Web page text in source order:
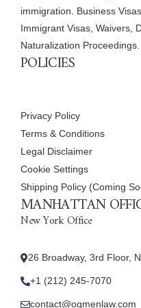
immigration. Business
Immigrant Visas, Waivers,
Naturalization Proceedings.
POLICIES
Privacy Policy
Terms & Conditions
Legal Disclaimer
Cookie Settings
Shipping Policy (Coming
MANHATTAN
New York Office
26 Broadway, 3rd Floor,
+1 (212) 245-7070
contact@ogmenlaw.com